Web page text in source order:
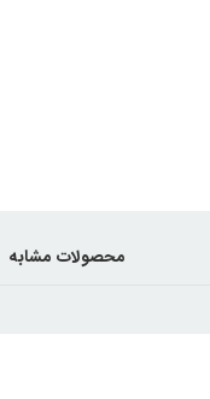
محصولات مشابه